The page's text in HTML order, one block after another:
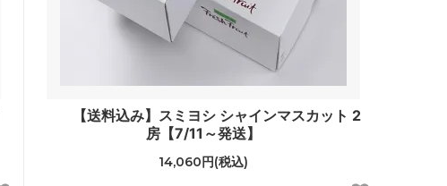
【送料込み】スミヨシ シャインマスカット 2
房【7/11～発送】
14,060円(税込)